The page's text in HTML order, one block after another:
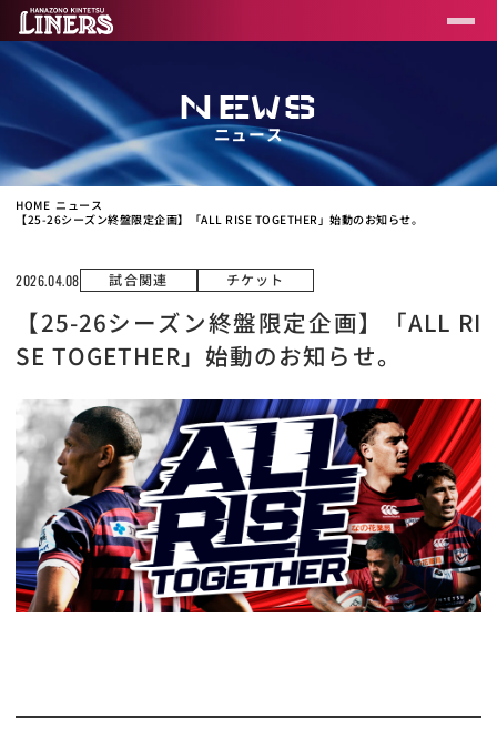
NEWS
ニュース
HOME ニュース
【25-26シーズン終盤限定企画】「ALL RISE TOGETHER」始動のお知らせ。
2026.04.08 試合関連 チケット
【25-26シーズン終盤限定企画】「ALL RI
SE TOGETHER」始動のお知らせ。